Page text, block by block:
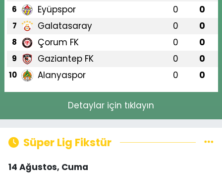
6 Eyüpspor 0 0
7 Galatasaray 0 0
8 Çorum FK 0 0
9 Gaziantep FK 0 0
10 Alanyaspor 0 0
Detaylar için tıklayın
Süper Lig Fikstür
14 Ağustos, Cuma